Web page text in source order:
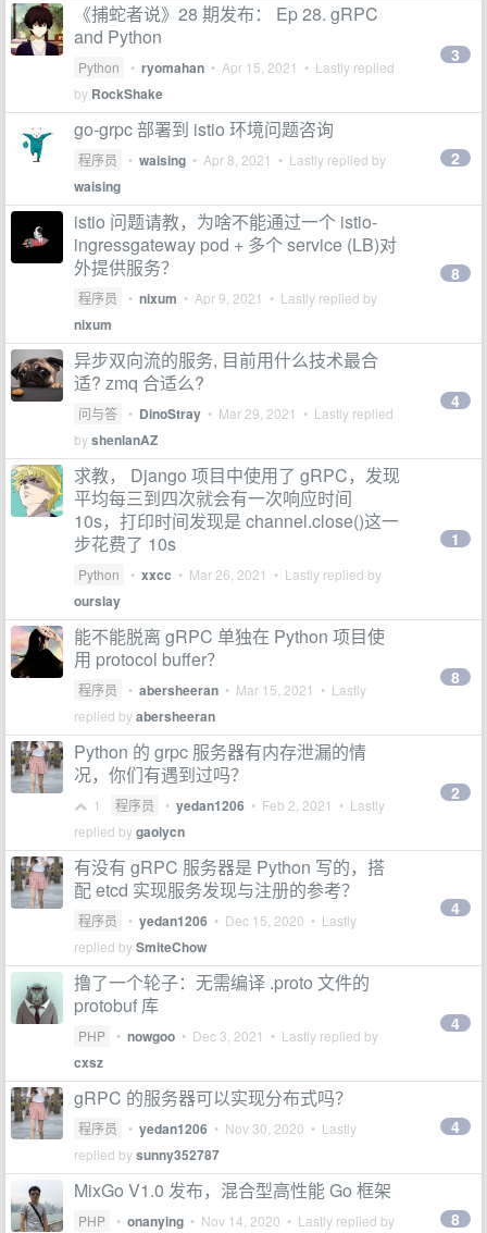
《捕蛇者说》28 期发布： Ep 28. gRPC
and Python
Python • ryomahan • Apr 15, 2021 • Lastly replied
by RockShake
3
go-grpc 部署到 istio 环境问题咨询
程序员 • waising • Apr 8, 2021 • Lastly replied by
waising
2
istio 问题请教，为啥不能通过一个 istio-
ingressgateway pod + 多个 service (LB)对
外提供服务？
程序员 • nixum • Apr 9, 2021 • Lastly replied by
nixum
8
异步双向流的服务, 目前用什么技术最合
适? zmq 合适么?
问与答 • DinoStray • Mar 29, 2021 • Lastly replied
byshenlanAZ
4
求教， Django 项目中使用了 gRPC，发现
平均每三到四次就会有一次响应时间
10s，打印时间发现是 channel.close()这一
步花费了 10s
Python • xxcc • Mar 26, 2021 • Lastly replied by
ourslay
1
能不能脱离 gRPC 单独在 Python 项目使
用 protocol buffer？
程序员 • abersheeran • Mar 15, 2021 • Lastly
replied byabersheeran
8
Python 的 grpc 服务器有内存泄漏的情
况，你们有遇到过吗？
1 程序员 • yedan1206 • Feb 2, 2021 • Lastly
replied bygaolycn
2
有没有 gRPC 服务器是 Python 写的，搭
配 etcd 实现服务发现与注册的参考？
程序员 • yedan1206 • Dec 15, 2020 • Lastly
replied bySmiteChow
4
撸了一个轮子：无需编译 .proto 文件的
protobuf 库
PHP • nowgoo • Dec 3, 2021 • Lastly replied by
cxsz
4
gRPC 的服务器可以实现分布式吗？
程序员 • yedan1206 • Nov 30, 2020 • Lastly
replied bysunny352787
4
MixGo V1.0 发布，混合型高性能 Go 框架
PHP • onanying • Nov 14, 2020 • Lastly replied by 8